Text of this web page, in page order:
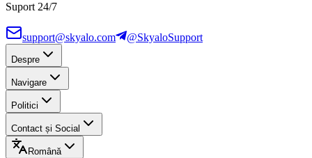
Suport 24/7
support@skyalo.com @SkyaloSupport
Despre
Navigare
Politici
Contact și Social
Română